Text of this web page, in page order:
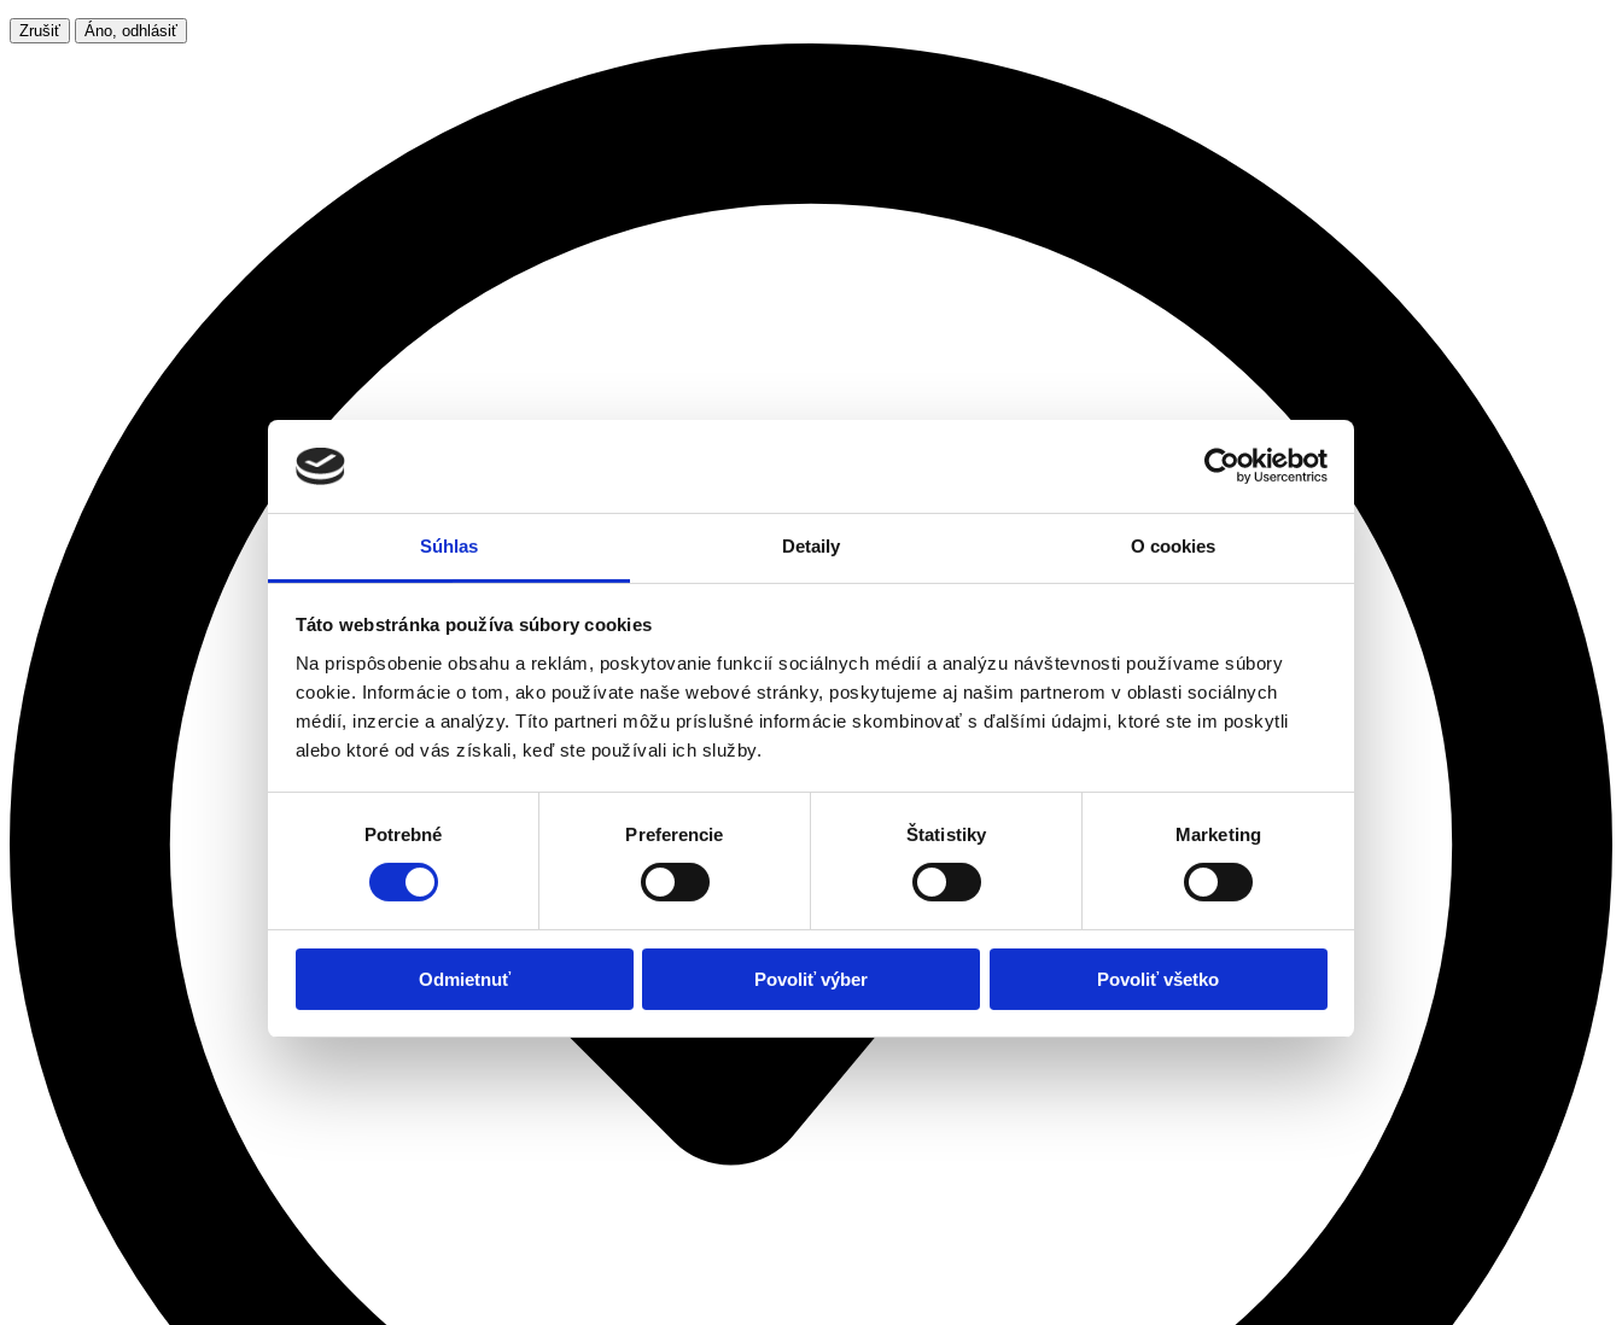
Súhlas Detaily O cookies
Táto webstránka používa súbory cookies
Na prispôsobenie obsahu a reklám, poskytovanie funkcií sociálnych médií a analýzu návštevnosti používame súbory
cookie. Informácie o tom, ako používate naše webové stránky, poskytujeme aj našim partnerom v oblasti sociálnych
médií, inzercie a analýzy. Títo partneri môžu príslušné informácie skombinovať s ďalšími údajmi, ktoré ste im poskytli
alebo ktoré od vás získali, keď ste používali ich služby.
Potrebné Preferencie Štatistiky Marketing
Odmietnuť Povoliť výber Povoliť všetko
Zrušiť Áno, odhlásiť